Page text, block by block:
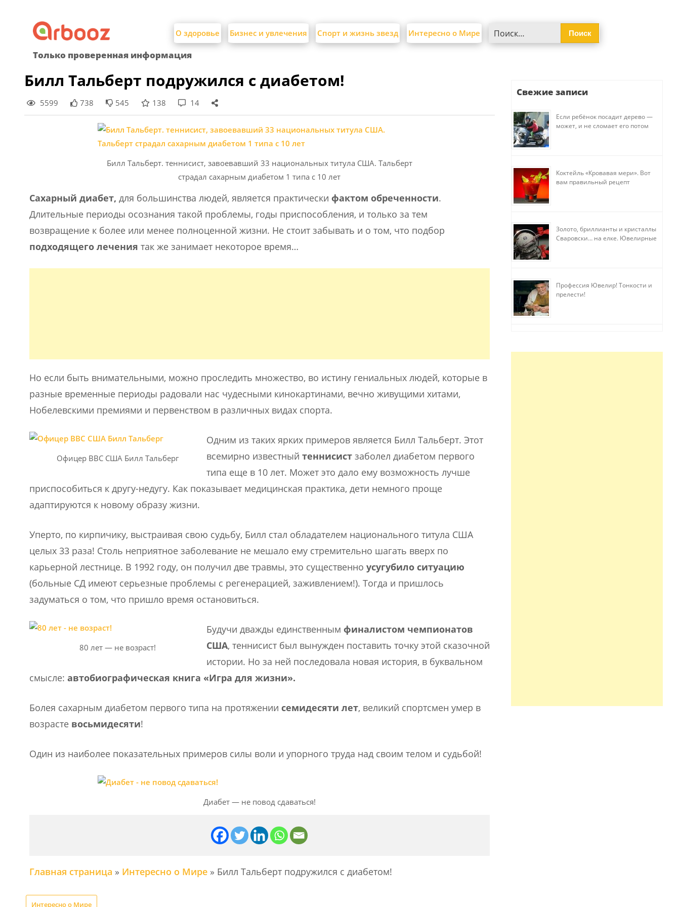
content
О здоровье Бизнес и увлечения Спорт и жизнь звезд Интересно о Мире
Только проверенная информация
Билл Тальберт подружился с диабетом!
5599 738 545 138 14
Билл Тальберт. теннисист, завоевавший 33 национальных титула США. Тальберт
страдал сахарным диабетом 1 типа с 10 лет
Сахарный диабет, для большинства людей, является практически фактом обреченности.
Длительные периоды осознания такой проблемы, годы приспособления, и только за тем
возвращение к более или менее полноценной жизни. Не стоит забывать и о том, что подбор
подходящего лечения так же занимает некоторое время…
Но если быть внимательными, можно проследить множество, во истину гениальных людей, которые в
разные временные периоды радовали нас чудесными кинокартинами, вечно живущими хитами,
Нобелевскими премиями и первенством в различных видах спорта.
Офицер ВВС США Билл Тальберг
Одним из таких ярких примеров является Билл Тальберт. Этот
всемирно известный теннисистзаболел диабетом первого
типа еще в 10 лет. Может это дало ему возможность лучше
приспособиться к другу-недугу. Как показывает медицинская практика, дети немного проще
адаптируются к новому образу жизни.
Уперто, по кирпичику, выстраивая свою судьбу, Билл стал обладателем национального титула США
целых 33 раза! Столь неприятное заболевание не мешало ему стремительно шагать вверх по
карьерной лестнице. В 1992 году, он получил две травмы, это существенно усугубило ситуацию
(больные СД имеют серьезные проблемы с регенерацией, заживлением!). Тогда и пришлось
задуматься о том, что пришло время остановиться.
80 лет — не возраст!
Будучи дважды единственным финалистом чемпионатов
США, теннисист был вынужден поставить точку этой сказочной
истории. Но за ней последовала новая история, в буквальном
смысле: автобиографическая книга «Игра для жизни».
Болея сахарным диабетом первого типа на протяжении семидесяти лет, великий спортсмен умер в
возрасте восьмидесяти!
Один из наиболее показательных примеров силы воли и упорного труда над своим телом и судьбой!
Диабет — не повод сдаваться!
Главная страница » Интересно о Мире» Билл Тальберт подружился с диабетом!
Интересно о Мире
Свежие записи
Если ребёнок посадит дерево —
может, и не сломает его потом
Коктейль «Кровавая мери». Вот
вам правильный рецепт
Золото, бриллианты и кристаллы
Сваровски… на елке. Ювелирные
Профессия Ювелир! Тонкости и
прелести!